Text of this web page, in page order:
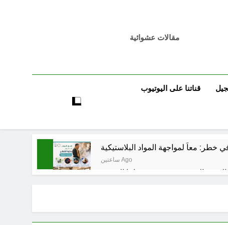
مقالات عشوائية
قناتنا على اليوتيوب
خطر: معاً لمواجهة المواد البلاستيكية
ساعتين Ago
والاحزاب والمليشيات والاذرع